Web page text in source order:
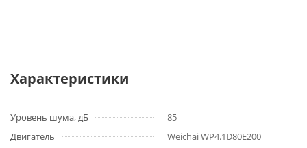
Характеристики
Уровень шума, дБ
85
Двигатель
Weichai WP4.1D80E200